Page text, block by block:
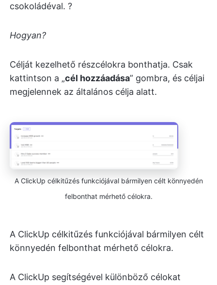
csokoládéval. ?
Hogyan?
Célját kezelhető részcélokra bonthatja. Csak
kattintson a „cél hozzáadása” gombra, és céljai
megjelennek az általános célja alatt.
A ClickUp célkitűzés funkciójával bármilyen célt könnyedén
felbonthat mérhető célokra.
A ClickUp célkitűzés funkciójával bármilyen célt
könnyedén felbonthat mérhető célokra.
A ClickUp segítségével különböző célokat